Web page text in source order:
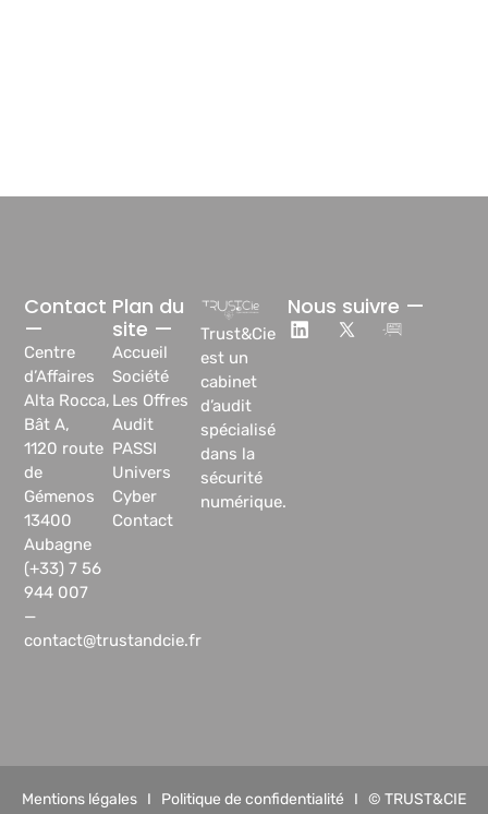
Trust&Cie
est un
cabinet
d’audit
spécialisé
dans la
sécurité
numérique.
Plan du
site —
Accueil
Société
Les Offres
Audit
PASSI
Univers
Cyber
Contact
Contact
—
Centre
d’Affaires
Alta Rocca,
Bât A,
1120 route
de
Gémenos
13400
Aubagne
(+33) 7 56
944 007
—
contact@trustandcie.fr
Nous suivre —
Mentions légales I Politique de confidentialité I © TRUST&CIE